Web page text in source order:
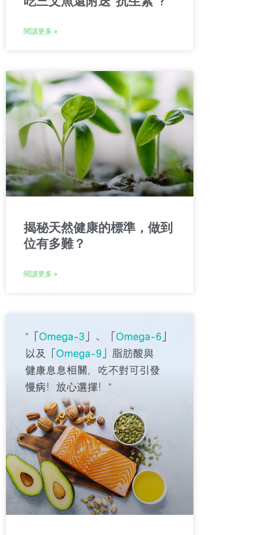
閱讀更多 »
揭秘天然健康的標準，做到
位有多難？
閱讀更多 »